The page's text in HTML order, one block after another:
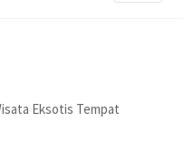
Eksotis Tempat